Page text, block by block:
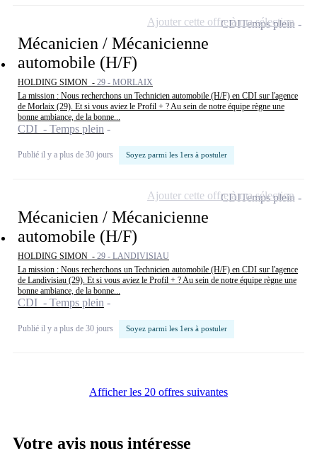
Mécanicien / Mécanicienne
automobile (H/F)
HOLDING SIMON - 29 - MORLAIX
La mission : Nous recherchons un Technicien automobile (H/F) en CDI sur l'agence
de Morlaix (29). Et si vous aviez le Profil + ? Au sein de notre équipe règne une
bonne ambiance, de la bonne...
CDI - Temps plein
Publié il y a plus de 30 jours Soyez parmi les 1ers à postuler
CDITemps plein
Ajouter cette offre à ma sélection
Mécanicien / Mécanicienne
automobile (H/F)
HOLDING SIMON - 29 - LANDIVISIAU
La mission : Nous recherchons un Technicien automobile (H/F) en CDI sur l'agence
de Landivisiau (29). Et si vous aviez le Profil + ? Au sein de notre équipe règne une
bonne ambiance, de la bonne...
CDI - Temps plein
Publié il y a plus de 30 jours Soyez parmi les 1ers à postuler
CDITemps plein
Ajouter cette offre à ma sélection
Afficher les 20 offres suivantes
Votre avis nous intéresse